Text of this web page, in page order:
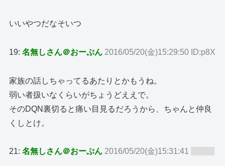
いいやつだなそいつ
19:名無しさん＠おーぷん 2016/05/20(金)15:29:50 ID:p8X
家族の話しちゃってるあたりとかもうね。
弱い者扱いなくらいがちょうどええで。
そのDQN裏切ると痛い目見るだろうから、ちゃんと仲良
くしとけ。
21:名無しさん＠おーぷん 2016/05/20(金)15:31:41